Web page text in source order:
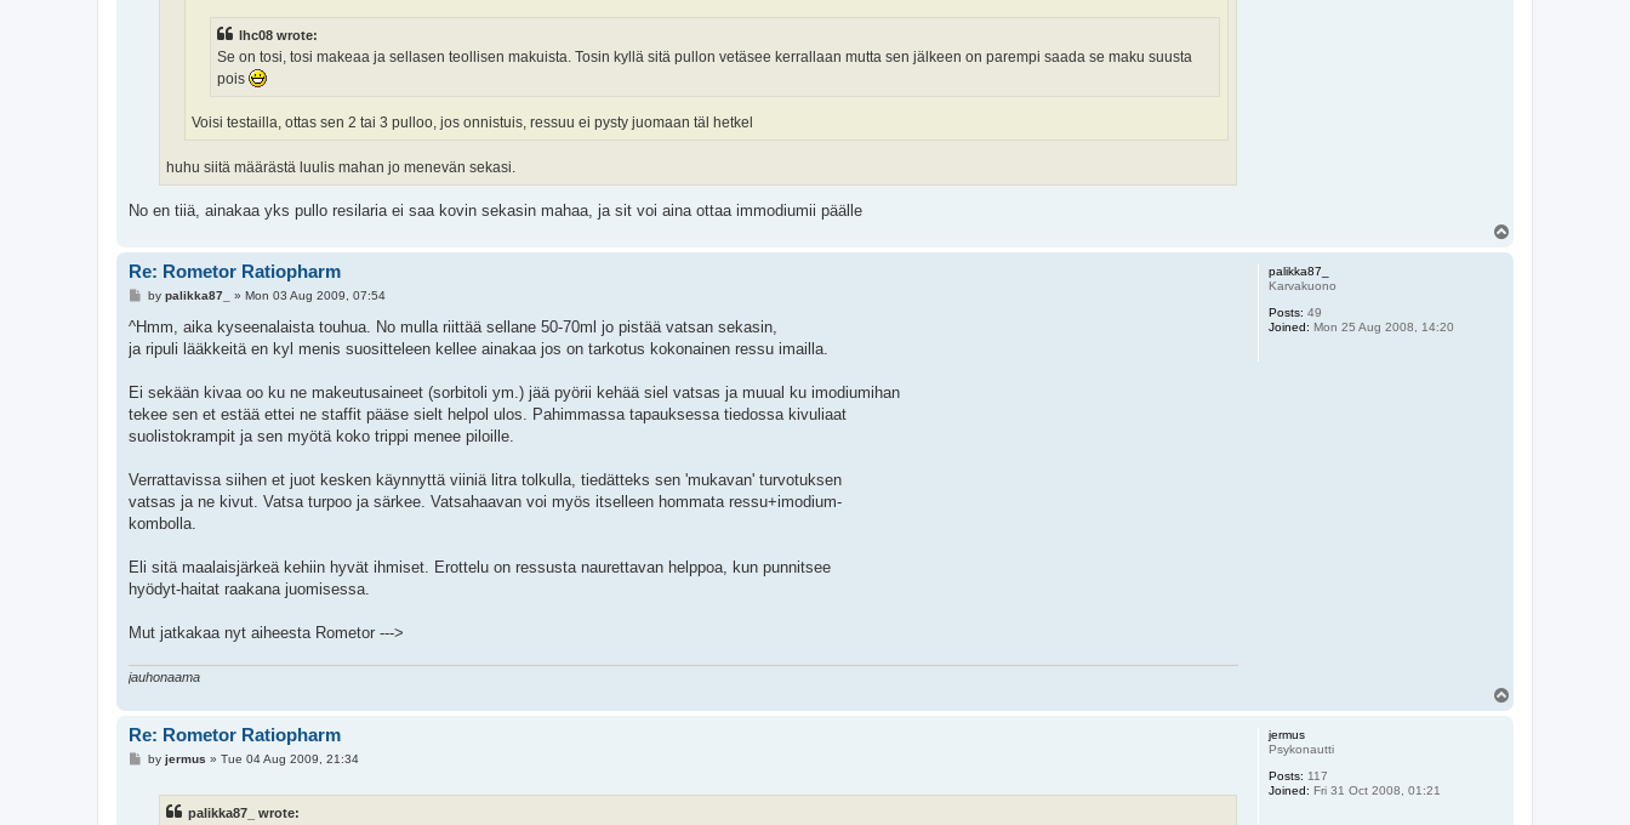
lhc08 wrote:
Se on tosi, tosi makeaa ja sellasen teollisen makuista. Tosin kyllä sitä pullon vetäsee kerrallaan mutta sen jälkeen on parempi saada se maku suusta
pois
Voisi testailla, ottas sen 2 tai 3 pulloo, jos onnistuis, ressuu ei pysty juomaan täl hetkel
huhu siitä määrästä luulis mahan jo menevän sekasi.
No en tiiä, ainakaa yks pullo resilaria ei saa kovin sekasin mahaa, ja sit voi aina ottaa immodiumii päälle
palikka87_
Karvakuono
Posts: 49
Joined: Mon 25 Aug 2008, 14:20
Re: Rometor Ratiopharm
P
s
by palikka87_ » Mon 03 Aug 2009, 07:54
^Hmm, aika kyseenalaista touhua. No mulla riittää sellane 50-70ml jo pistää vatsan sekasin,
ja ripuli lääkkeitä en kyl menis suositteleen kellee ainakaa jos on tarkotus kokonainen ressu imailla.
Ei sekään kivaa oo ku ne makeutusaineet (sorbitoli ym.) jää pyörii kehää siel vatsas ja muual ku imodiumihan
tekee sen et estää ettei ne staffit pääse sielt helpol ulos. Pahimmassa tapauksessa tiedossa kivuliaat
suolistokrampit ja sen myötä koko trippi menee piloille.
Verrattavissa siihen et juot kesken käynnyttä viiniä litra tolkulla, tiedätteks sen 'mukavan' turvotuksen
vatsas ja ne kivut. Vatsa turpoo ja särkee. Vatsahaavan voi myös itselleen hommata ressu+imodium-
kombolla.
Eli sitä maalaisjärkeä kehiin hyvät ihmiset. Erottelu on ressusta naurettavan helppoa, kun punnitsee
hyödyt-haitat raakana juomisessa.
Mut jatkakaa nyt aiheesta Rometor --->
jauhonaama
jermus
Psykonautti
Posts: 117
Joined: Fri 31 Oct 2008, 01:21
Re: Rometor Ratiopharm
Pby jermus » Tue 04 Aug 2009, 21:34
palikka87_ wrote: